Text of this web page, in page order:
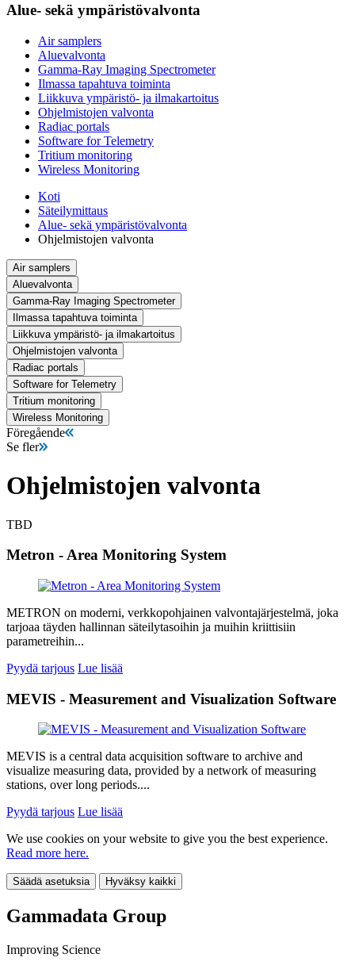
Alue- sekä ympäristövalvonta
Air samplers
Aluevalvonta
Gamma-Ray Imaging Spectrometer
Ilmassa tapahtuva toiminta
Liikkuva ympäristö- ja ilmakartoitus
Ohjelmistojen valvonta
Radiac portals
Software for Telemetry
Tritium monitoring
Wireless Monitoring
Koti
Säteilymittaus
Alue- sekä ympäristövalvonta
Ohjelmistojen valvonta
Air samplers
Aluevalvonta
Gamma-Ray Imaging Spectrometer
Ilmassa tapahtuva toiminta
Liikkuva ympäristö- ja ilmakartoitus
Ohjelmistojen valvonta
Radiac portals
Software for Telemetry
Tritium monitoring
Wireless Monitoring
Föregående
Se fler
Ohjelmistojen valvonta
TBD
Metron - Area Monitoring System
METRON on moderni, verkkopohjainen valvontajärjestelmä, joka
tarjoaa täyden hallinnan säteilytasoihin ja muihin kriittisiin
parametreihin...
Pyydä tarjous Lue lisää
MEVIS - Measurement and Visualization Software
MEVIS is a central data acquisition software to archive and
visualize measuring data, provided by a network of measuring
stations, over long periods....
Pyydä tarjous Lue lisää
We use cookies on your website to give you the best experience.
Read more here.
Säädä asetuksia Hyväksy kaikki
Gammadata Group
Improving Science